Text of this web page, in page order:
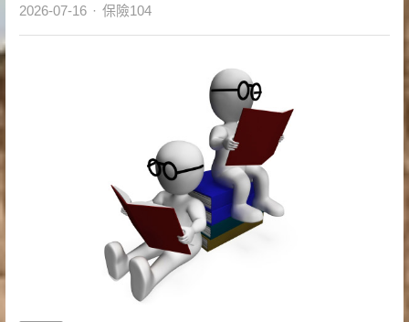
2026-07-16 Author
保險104